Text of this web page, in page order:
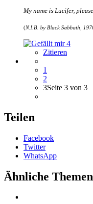
My name is Lucifer,
(N.I.B. by Black Sabbath,
4
Zitieren
1
2
3Seite 3 von 3
Teilen
Facebook
Twitter
WhatsApp
Ähnliche Themen